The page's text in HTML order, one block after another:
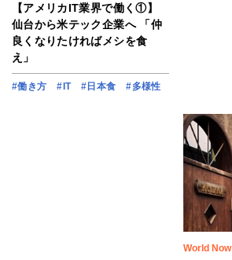
【アメリカIT業界で働く①】
仙台から米テック企業へ 「仲
良くなりたければメシを食
え」
#働き方 #IT #日本食 #多様性
World Now